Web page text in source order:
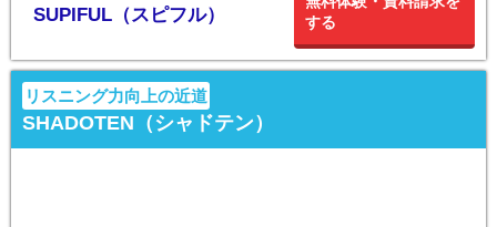
SUPIFUL（スピフル）
する
リスニング力向上の近道
SHADOTEN（シャドテン）